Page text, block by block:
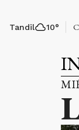
Tandil 10°